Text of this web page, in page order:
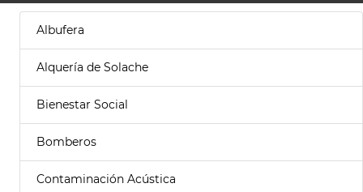
Albufera
Alquería de Solache
Bienestar Social
Bomberos
Contaminación Acústica